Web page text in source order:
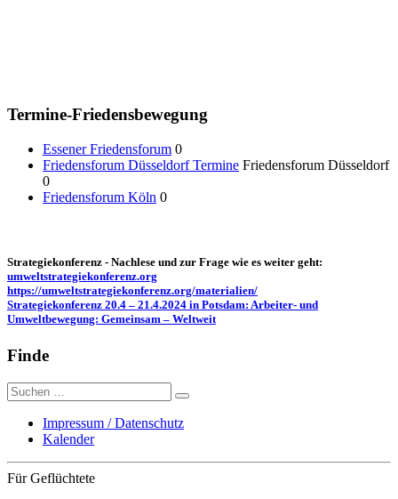
Termine-Friedensbewegung
Essener Friedensforum 0
Friedensforum Düsseldorf Termine Friedensforum Düsseldorf
0
Friedensforum Köln 0
Strategiekonferenz - Nachlese und zur Frage wie es weiter geht:
umweltstrategiekonferenz.org
https://umweltstrategiekonferenz.org/materialien/
Strategiekonferenz 20.4 – 21.4.2024 in Potsdam: Arbeiter- und
Umweltbewegung: Gemeinsam – Weltweit
Finde
Suche
nach:
Impressum / Datenschutz
Kalender
Für Geflüchtete